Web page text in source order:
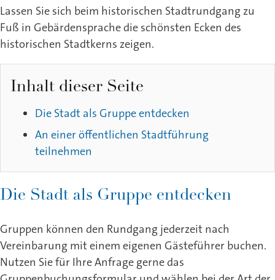
Lassen Sie sich beim historischen Stadtrundgang zu
Fuß in Gebärdensprache die schönsten Ecken des
historischen Stadtkerns zeigen.
Inhalt dieser Seite
Die Stadt als Gruppe entdecken
An einer öffentlichen Stadtführung
teilnehmen
Die Stadt als Gruppe entdecken
Gruppen können den Rundgang jederzeit nach
Vereinbarung mit einem eigenen Gästeführer buchen.
Nutzen Sie für Ihre Anfrage gerne das